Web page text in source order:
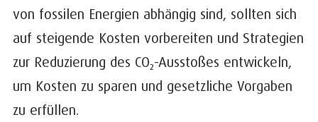
von fossilen Energien abhängig sind, sollten sich
auf steigende Kosten vorbereiten und Strategien
zur Reduzierung des CO₂-Ausstoßes entwickeln,
um Kosten zu sparen und gesetzliche Vorgaben
zu erfüllen.